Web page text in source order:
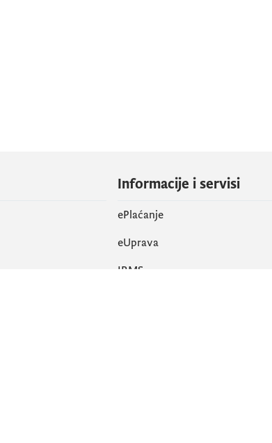
Informacije i servisi
ePlaćanje
eUprava
IRMS